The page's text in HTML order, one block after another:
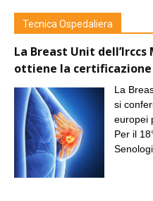
Tecnica Ospedaliera
La Breast Unit
ottiene la certificazione
La
si
europei
Per il